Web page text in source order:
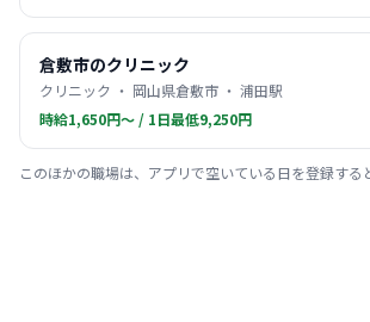
倉敷市のクリニック
クリニック ・ 岡山県倉敷市 ・ 浦田駅
時給1,650円〜 / 1日最低9,250円
このほかの職場は、アプリで空いている日を登録する